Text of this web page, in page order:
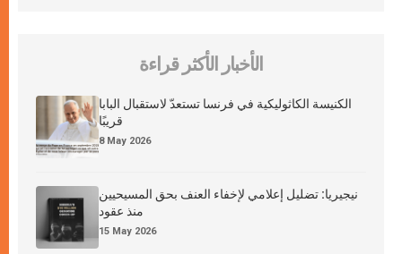
الأخبار الأكثر قراءة
الكنيسة الكاثوليكية في فرنسا تستعدّ لاستقبال البابا
قريبًا
8 May 2026
نيجيريا: تضليل إعلامي لإخفاء العنف بحق المسيحيين
منذ عقود
15 May 2026